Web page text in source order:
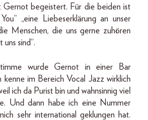
Gernot begeistert. Für die beiden ist
„eine Liebeserklärung an unser
Menschen, die uns gerne zuhören
sind“.
wurde Gernot in einer Bar
kenne im Bereich Vocal Jazz wirklich
ich da Purist bin und wahnsinnig viel
Und dann habe ich eine Nummer
sehr international geklungen hat.